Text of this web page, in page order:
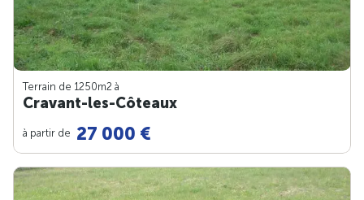
Terrain de 1250m2 à
Cravant-les-Côteaux
à partir de 27 000 €